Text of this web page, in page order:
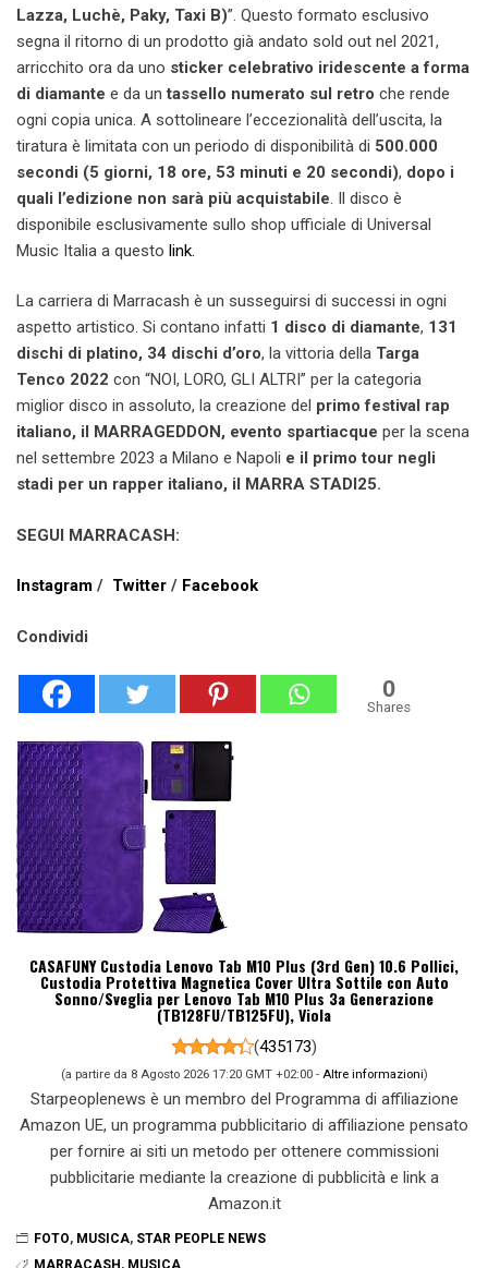
Lazza, Luchè, Paky, Taxi B)”. Questo formato esclusivo
segna il ritorno di un prodotto già andato sold out nel 2021,
arricchito ora da uno sticker celebrativo iridescente a forma
di diamante e da untassello numerato sul retro che rende
ogni copia unica. A sottolineare l’eccezionalità dell’uscita, la
tiratura è limitata con un periodo di disponibilità di 500.000
secondi (5 giorni, 18 ore, 53 minuti e 20 secondi), dopo i
quali l’edizione non sarà più acquistabile . Il disco è
disponibile esclusivamente sullo shop ufficiale di Universal
Music Italia a questo link.
La carriera di Marracash è un susseguirsi di successi in ogni
aspetto artistico. Si contano infatti 1 disco di diamante, 131
dischi di platino, 34 dischi d’oro, la vittoria della Targa
Tenco 2022 con “NOI, LORO, GLI ALTRI” per la categoria
miglior disco in assoluto, la creazione del primo festival rap
italiano, il MARRAGEDDON, evento spartiacque per la scena
nel settembre 2023 a Milano e Napoli e il primo tour negli
stadi per un rapper italiano, il MARRA STADI25.
SEGUI MARRACASH:
Instagram / Twitter / Facebook
Condividi
0
Shares
CASAFUNY Custodia Lenovo Tab M10 Plus (3rd Gen) 10.6 Pollici,
Custodia Protettiva Magnetica Cover Ultra Sottile con Auto
Sonno/Sveglia per Lenovo Tab M10 Plus 3a Generazione
(TB128FU/TB125FU), Viola
(435173)
(a partire da 8 Agosto 2026 17:20 GMT +02:00 - Altre informazioni)
Starpeoplenews è un membro del Programma di affiliazione
Amazon UE, un programma pubblicitario di affiliazione pensato
per fornire ai siti un metodo per ottenere commissioni
pubblicitarie mediante la creazione di pubblicità e link a
Amazon.it
FOTO, MUSICA, STAR PEOPLE NEWS
MARRACASH, MUSICA